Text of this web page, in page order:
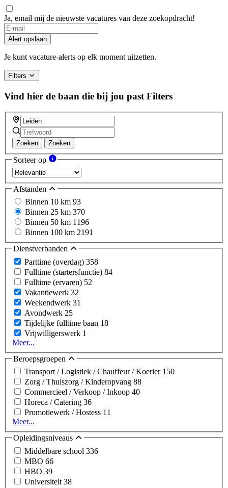
Ja, email mij de nieuwste vacatures van deze zoekopdracht!
If
you
are
a
ignore
this
field
Alert opslaan
Je kunt vacature-alerts op elk moment uitzetten.
Filters
Vind hier de baan die bij jou past Filters
Zoeken Zoeken
Sorteer op
Afstanden
Binnen 10 km 93
Binnen 25 km 370
Binnen 50 km 1196
Binnen 100 km 2191
Dienstverbanden
Parttime (overdag) 358
Fulltime (startersfunctie) 84
Fulltime (ervaren) 52
Vakantiewerk 32
Weekendwerk 31
Avondwerk 25
Tijdelijke fulltime baan 18
Vrijwilligerswerk 1
Meer...
Beroepsgroepen
Transport / Logistiek / Chauffeur / Koerier 150
Zorg / Thuiszorg / Kinderopvang 88
Commercieel / Verkoop / Inkoop 40
Horeca / Catering 36
Promotiewerk / Hostess 11
Meer...
Opleidingsniveaus
Middelbare school 336
MBO 66
HBO 39
Universiteit 38